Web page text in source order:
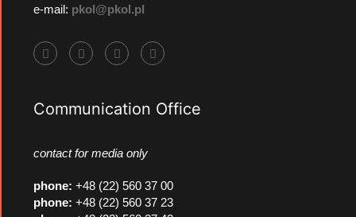
e-mail: pkol@pkol.pl
Communication Office
contact for media only
phone: +48 (22) 560 37 00
phone: +48 (22) 560 37 23